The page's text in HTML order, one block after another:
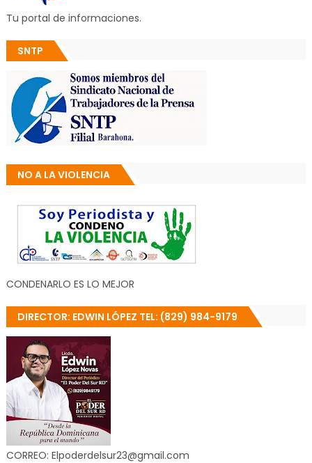
Tu portal de informaciones.
SNTP
NO A LA VIOLENCIA
CONDENARLO ES LO MEJOR
DIRECTOR: EDWIN LÓPEZ TEL: (829) 984-9179
CORREO: Elpoderdelsur23@gmail.com